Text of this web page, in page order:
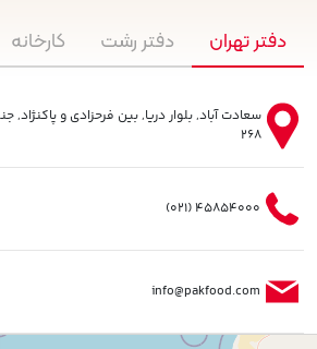
دفتر تهران دفتر رشت کارخانه
268
45854000 (021)
info@pakfood.com